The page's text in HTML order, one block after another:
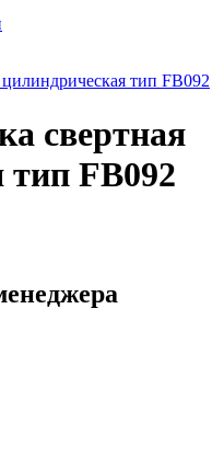
тип FB092
свертная
тип FB092